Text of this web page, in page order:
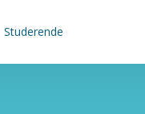
Studerende